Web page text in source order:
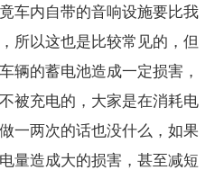
车内自带的音响设施要比我
所以这也是比较常见的，但
辆的蓄电池造成一定损害，
被充电的，大家是在消耗电
一两次的话也没什么，如果
量造成大的损害，甚至减短